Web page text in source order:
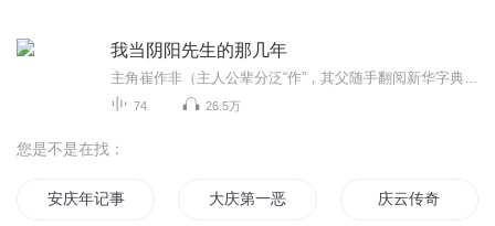
我当阴阳先生的那几年
74 26.5万
您是不是在找：
安庆年记事 大庆第一恶 庆云传奇